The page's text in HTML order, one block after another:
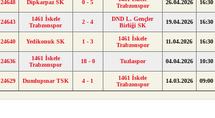
24648 Dipkarpaz SK 0 - 5
Trabzonspor
26.04.2026 16:30
24643
1461 İskele
Trabzonspor
2 - 4
DND L. Gençler
Birliği SK
19.04.2026 16:30
24640 Yedikonuk SK 1 - 3
1461 İskele
Trabzonspor
11.04.2026 16:30
24636
1461 İskele
Trabzonspor
18 - 0 Tuzlaspor 04.04.2026 10:30
24629 Dumlupınar TSK 4 - 1
1461 İskele
Trabzonspor
14.03.2026 09:00